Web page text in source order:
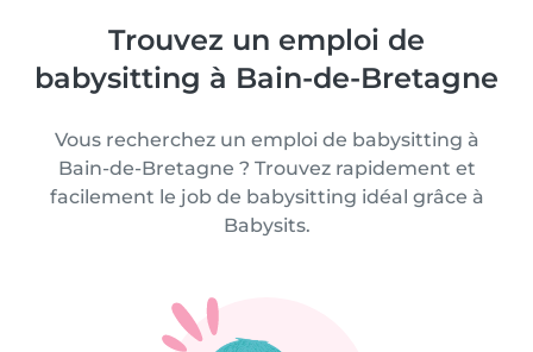
Trouvez un emploi de
babysitting à Bain-de-Bretagne
Vous recherchez un emploi de babysitting à
Bain-de-Bretagne ? Trouvez rapidement et
facilement le job de babysitting idéal grâce à
Babysits.